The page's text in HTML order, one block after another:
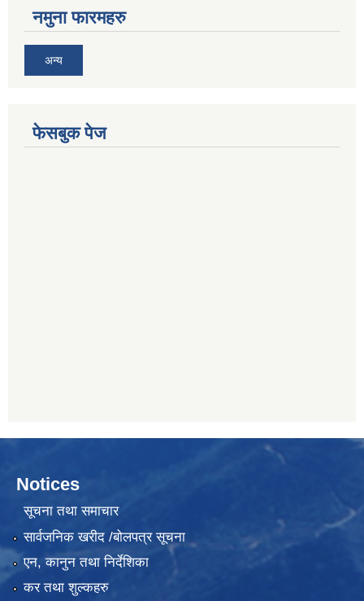
नमुना फारमहरु
अन्य
फेसबुक पेज
Notices
सूचना तथा समाचार
सार्वजनिक खरीद /बोलपत्र सूचना
एन, कानुन तथा निर्देशिका
कर तथा शुल्कहरु